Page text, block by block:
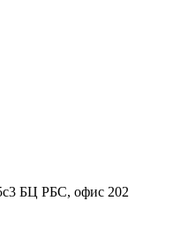
БЦ РБС, офис 202